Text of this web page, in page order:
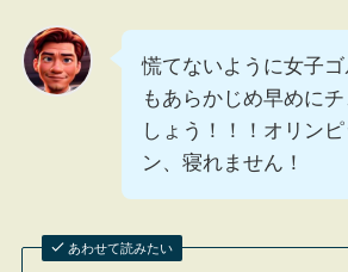
慌てないように女子
もあらかじめ早めに
しょう！！！オリン
ン、寝れません！
あわせて読みたい